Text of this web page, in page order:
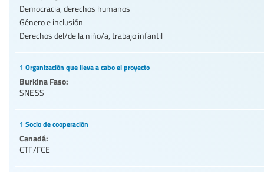
Democracia, derechos humanos
Género e inclusión
Derechos del/de la niño/a, trabajo infantil
1 Organización que lleva a cabo el proyecto
Burkina Faso:
SNESS
1 Socio de cooperación
Canadá:
CTF/FCE